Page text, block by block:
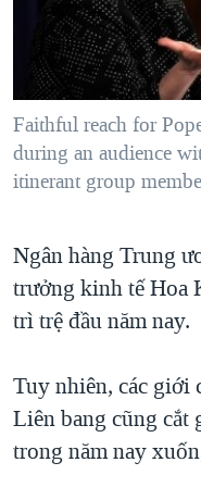
"Tìm"NGƯỜI VIỆT HẢI
ĐỜI SỐNG
KINH TẾ
SỨC KHOẺ
THỂ THAO
GIÁO DỤC
TẠI
HÀNH TRÌNH BẦU CỬ
MỘT NĂM CHIẾN
GIẢI MÃ VÀNH ĐAI &
NGÀY TỊ NẠN THẾ
CHI PHÍ CHIẾN
CÁC GIÁ TRỊ CỘNG
TRỊNH VĨNH BÌNH
NGƯ DÂN VIỆT VÀ
VIDEO
NGHE
MẠNG XÃ HỘI
Faithful reach for
during an audience
itinerant group
Ngân hàng Trung
trưởng kinh tế Hoa
trì trệ đầu năm nay.
Tuy nhiên, các giới
Liên bang cũng cắt
trong năm nay